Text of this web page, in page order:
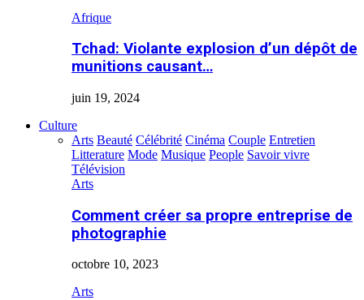
Afrique
Tchad: Violante explosion d’un dépôt de
munitions causant…
juin 19, 2024
Culture
Arts Beauté Célébrité Cinéma Couple Entretien
Litterature Mode Musique People Savoir vivre
Télévision
Arts
Comment créer sa propre entreprise de
photographie
octobre 10, 2023
Arts